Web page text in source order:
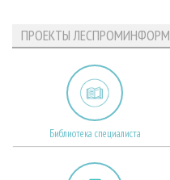
ПРОЕКТЫ ЛЕСПРОМИНФОРМ
Библиотека специалиста